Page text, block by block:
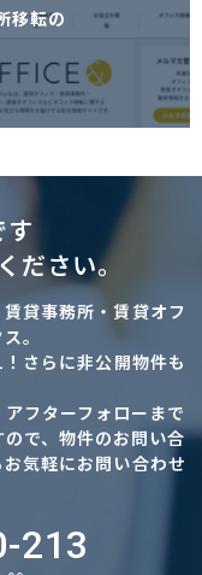
移転の
す
ださい。
貸事務所・賃貸オフ
。
さらに非公開物件も
フターフォローまで
で、物件のお問い合
気軽にお問い合わせ
213